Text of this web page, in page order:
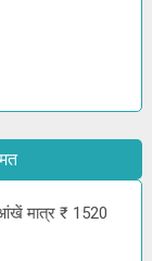
आंखें मात्र ₹ 1520